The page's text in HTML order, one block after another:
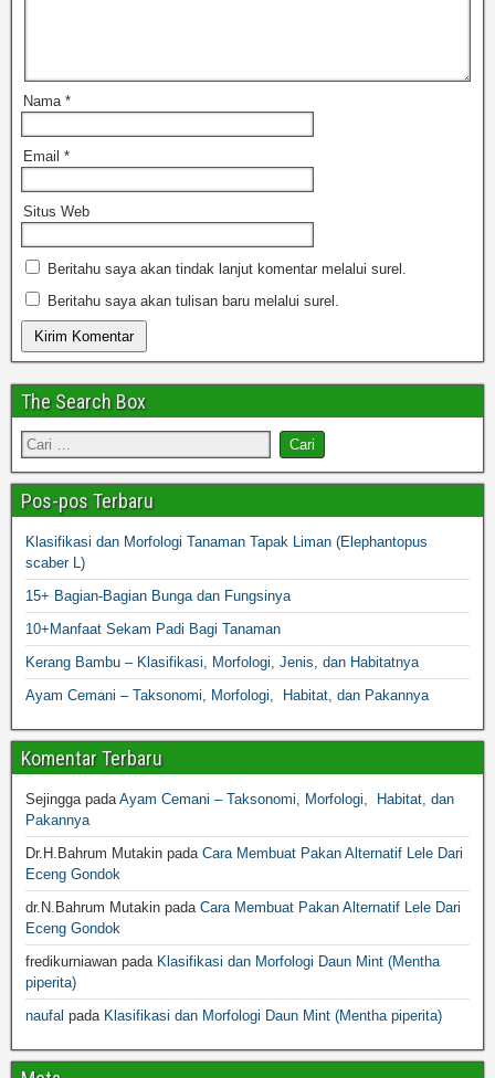
Nama *
Email *
Situs Web
Beritahu saya akan tindak lanjut komentar melalui surel.
Beritahu saya akan tulisan baru melalui surel.
The Search Box
Pos-pos Terbaru
Klasifikasi dan Morfologi Tanaman Tapak Liman (Elephantopus
scaber L)
15+ Bagian-Bagian Bunga dan Fungsinya
10+Manfaat Sekam Padi Bagi Tanaman
Kerang Bambu – Klasifikasi, Morfologi, Jenis, dan Habitatnya
Ayam Cemani – Taksonomi, Morfologi, Habitat, dan Pakannya
Komentar Terbaru
Sejingga pada Ayam Cemani – Taksonomi, Morfologi, Habitat, dan
Pakannya
Dr.H.Bahrum Mutakin pada Cara Membuat Pakan Alternatif Lele Dari
Eceng Gondok
dr.N.Bahrum Mutakin pada Cara Membuat Pakan Alternatif Lele Dari
Eceng Gondok
fredikurniawan pada Klasifikasi dan Morfologi Daun Mint (Mentha
piperita)
naufal pada Klasifikasi dan Morfologi Daun Mint (Mentha piperita)